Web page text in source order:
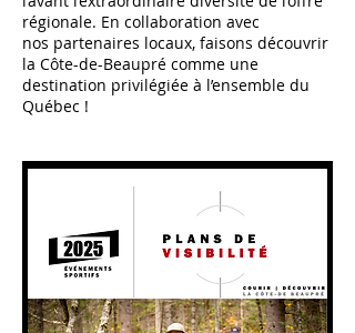
régionale. En collaboration avec
nos partenaires locaux, faisons découvrir
la Côte-de-Beaupré comme une
destination privilégiée à l’ensemble du
Québec !